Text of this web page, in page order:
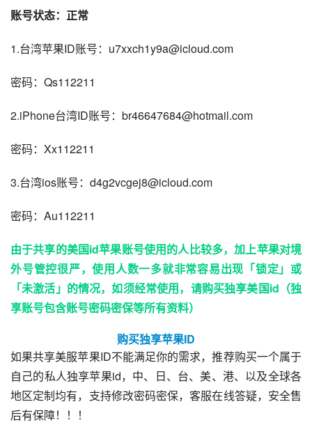
账号状态：正常
1.台湾苹果ID账号：u7xxch1y9a@icloud.com
密码：Qs112211
2.iPhone台湾ID账号：br46647684@hotmail.com
密码：Xx112211
3.台湾ios账号：d4g2vcgej8@icloud.com
密码：Au112211
由于共享的美国id苹果账号使用的人比较多，加上苹果对境
外号管控很严，使用人数一多就非常容易出现「锁定」或
「未激活」的情况，如须经常使用，请购买独享美国id（独
享账号包含账号密码密保等所有资料）
购买独享苹果ID
如果共享美服苹果ID不能满足你的需求，推荐购买一个属于
自己的私人独享苹果id，中、日、台、美、港、以及全球各
地区定制均有，支持修改密码密保，客服在线答疑，安全售
后有保障！！！